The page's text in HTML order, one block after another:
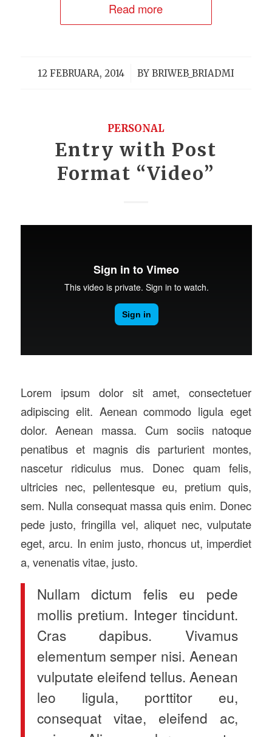
Read more
12 FEBRUARA, 2014
/ BY BRIWEB_BRIADMI
PERSONAL
Entry with Post
Format “Video”
Lorem ipsum dolor sit amet, consectetuer
adipiscing elit. Aenean commodo ligula eget
dolor. Aenean massa. Cum sociis natoque
penatibus et magnis dis parturient montes,
nascetur ridiculus mus. Donec quam felis,
ultricies nec, pellentesque eu, pretium quis,
sem. Nulla consequat massa quis enim. Donec
pede justo, fringilla vel, aliquet nec, vulputate
eget, arcu. In enim justo, rhoncus ut, imperdiet
a, venenatis vitae, justo.
Nullam dictum felis eu pede
mollis pretium. Integer tincidunt.
Cras dapibus. Vivamus
elementum semper nisi. Aenean
vulputate eleifend tellus. Aenean
leo ligula, porttitor eu,
consequat vitae, eleifend ac,